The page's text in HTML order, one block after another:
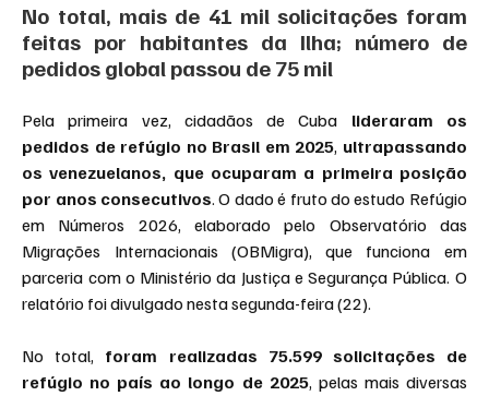
No total, mais de 41 mil solicitações foram
feitas por habitantes da Ilha; número de
pedidos global passou de 75 mil
Pela primeira vez, cidadãos de Cuba lideraram os
pedidos de refúgio no Brasil em 2025, ultrapassando
os venezuelanos, que ocuparam a primeira posição
por anos consecutivos. O dado é fruto do estudo Refúgio
em Números 2026, elaborado pelo Observatório das
Migrações Internacionais (OBMigra), que funciona em
parceria com o Ministério da Justiça e Segurança Pública. O
relatório foi divulgado nesta segunda-feira (22).
No total, foram realizadas 75.599 solicitações de
refúgio no país ao longo de 2025, pelas mais diversas